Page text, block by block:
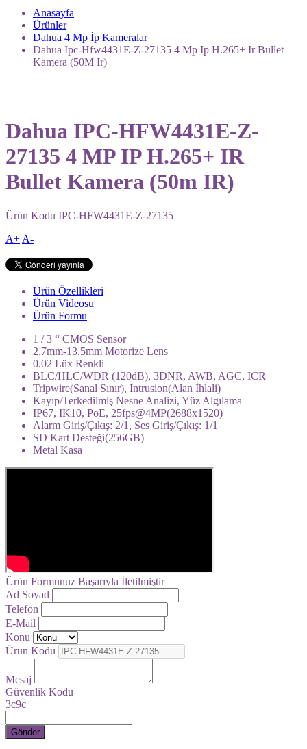
Anasayfa
Ürünler
Dahua 4 Mp İp Kameralar
Dahua Ipc-Hfw4431E-Z-27135 4 Mp Ip H.265+ Ir Bullet
Kamera (50M Ir)
Dahua IPC-HFW4431E-Z-
27135 4 MP IP H.265+ IR
Bullet Kamera (50m IR)
Ürün Kodu IPC-HFW4431E-Z-27135
A+ A-
Ürün Özellikleri
Ürün Videosu
Ürün Formu
1 / 3 “ CMOS Sensör
2.7mm-13.5mm Motorize Lens
0.02 Lüx Renkli
BLC/HLC/WDR (120dB), 3DNR, AWB, AGC, ICR
Tripwire(Sanal Sınır), Intrusion(Alan İhlali)
Kayıp/Terkedilmiş Nesne Analizi, Yüz Algılama
IP67, IK10, PoE, 25fps@4MP(2688x1520)
Alarm Giriş/Çıkış: 2/1, Ses Giriş/Çıkış: 1/1
SD Kart Desteği(256GB)
Metal Kasa
Ürün Formunuz Başarıyla İletilmiştir
Ad Soyad
Telefon
E-Mail
Konu
Ürün Kodu
Mesaj
Güvenlik Kodu
3c9c
Gönder